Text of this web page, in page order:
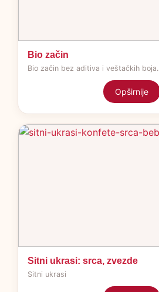
Bio začin
Bio začin bez aditiva i veštačkih boja.
Opširnije
Sitni ukrasi: srca, zvezde
Sitni ukrasi